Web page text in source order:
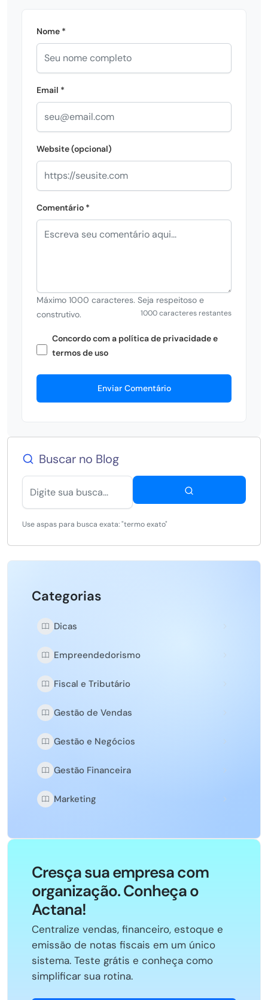
Nome *
Email *
Website (opcional)
Comentário *
Máximo 1000 caracteres. Seja respeitoso e
construtivo.
1000 caracteres restantes
Concordo com a política de privacidade e
termos de uso
Enviar Comentário
Buscar no Blog
Use aspas para busca exata: "termo exato"
Categorias
Dicas
Empreendedorismo
Fiscal e Tributário
Gestão de Vendas
Gestão e Negócios
Gestão Financeira
Marketing
Cresça sua empresa com
organização. Conheça o
Actana!
Centralize vendas, financeiro, estoque e
emissão de notas fiscais em um único
sistema. Teste grátis e conheça como
simplificar sua rotina.